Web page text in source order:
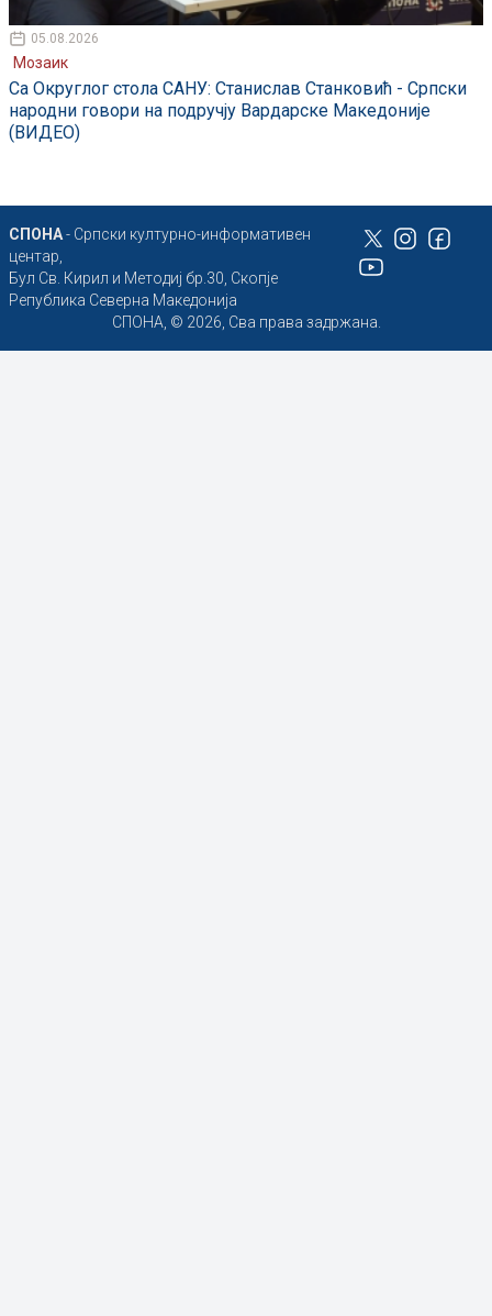
05.08.2026
Мозаик
Са Округлог стола САНУ: Станислав Станковић - Српски
народни говори на подручју Вардарске Македоније
(ВИДЕО)
СПОНА- Српски културно-информативен
центар,
Бул Св. Кирил и Методиј бр.30, Скопје
Република Северна Македонија
СПОНА, © 2026, Сва права задржана.